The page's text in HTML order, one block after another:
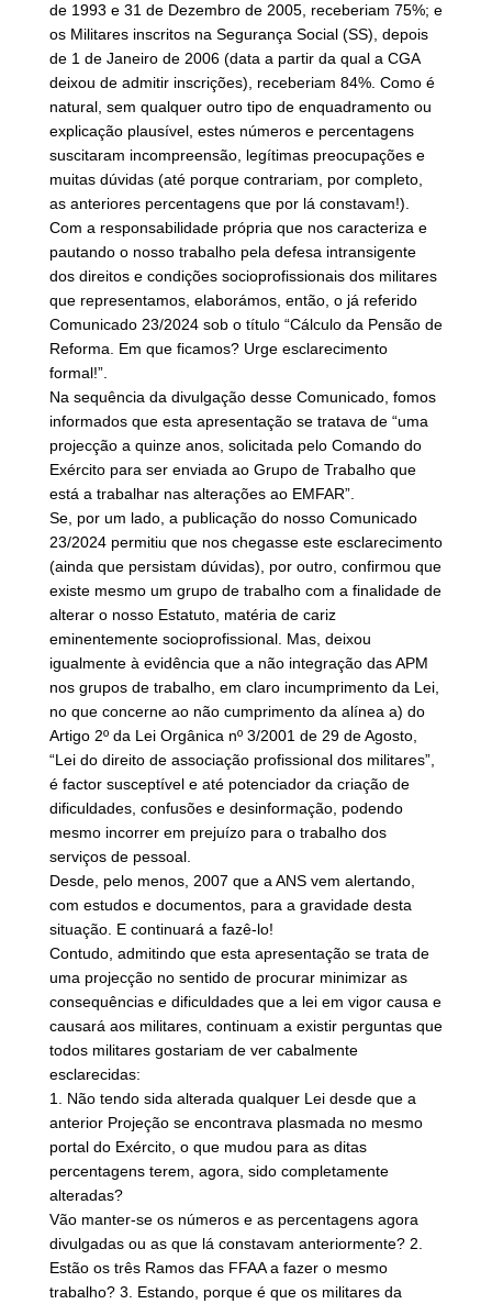
de 1993 e 31 de Dezembro de 2005, receberiam 75%; e
os Militares inscritos na Segurança Social (SS), depois
de 1 de Janeiro de 2006 (data a partir da qual a CGA
deixou de admitir inscrições), receberiam 84%. Como é
natural, sem qualquer outro tipo de enquadramento ou
explicação plausível, estes números e percentagens
suscitaram incompreensão, legítimas preocupações e
muitas dúvidas (até porque contrariam, por completo,
as anteriores percentagens que por lá constavam!).
Com a responsabilidade própria que nos caracteriza e
pautando o nosso trabalho pela defesa intransigente
dos direitos e condições socioprofissionais dos militares
que representamos, elaborámos, então, o já referido
Comunicado 23/2024 sob o título “Cálculo da Pensão de
Reforma. Em que ficamos? Urge esclarecimento
formal!”.
Na sequência da divulgação desse Comunicado, fomos
informados que esta apresentação se tratava de “uma
projecção a quinze anos, solicitada pelo Comando do
Exército para ser enviada ao Grupo de Trabalho que
está a trabalhar nas alterações ao EMFAR”.
Se, por um lado, a publicação do nosso Comunicado
23/2024 permitiu que nos chegasse este esclarecimento
(ainda que persistam dúvidas), por outro, confirmou que
existe mesmo um grupo de trabalho com a finalidade de
alterar o nosso Estatuto, matéria de cariz
eminentemente socioprofissional. Mas, deixou
igualmente à evidência que a não integração das APM
nos grupos de trabalho, em claro incumprimento da Lei,
no que concerne ao não cumprimento da alínea a) do
Artigo 2º da Lei Orgânica nº 3/2001 de 29 de Agosto,
“Lei do direito de associação profissional dos militares”,
é factor susceptível e até potenciador da criação de
dificuldades, confusões e desinformação, podendo
mesmo incorrer em prejuízo para o trabalho dos
serviços de pessoal.
Desde, pelo menos, 2007 que a ANS vem alertando,
com estudos e documentos, para a gravidade desta
situação. E continuará a fazê-lo!
Contudo, admitindo que esta apresentação se trata de
uma projecção no sentido de procurar minimizar as
consequências e dificuldades que a lei em vigor causa e
causará aos militares, continuam a existir perguntas que
todos militares gostariam de ver cabalmente
esclarecidas:
1. Não tendo sida alterada qualquer Lei desde que a
anterior Projeção se encontrava plasmada no mesmo
portal do Exército, o que mudou para as ditas
percentagens terem, agora, sido completamente
alteradas?
Vão manter-se os números e as percentagens agora
divulgadas ou as que lá constavam anteriormente? 2.
Estão os três Ramos das FFAA a fazer o mesmo
trabalho? 3. Estando, porque é que os militares da